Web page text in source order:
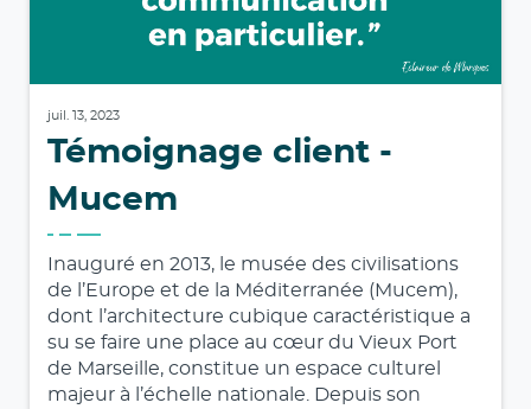
juil. 13, 2023
Témoignage client -
Mucem
Inauguré en 2013, le musée des civilisations
de l’Europe et de la Méditerranée (Mucem),
dont l’architecture cubique caractéristique a
su se faire une place au cœur du Vieux Port
de Marseille, constitue un espace culturel
majeur à l’échelle nationale. Depuis son